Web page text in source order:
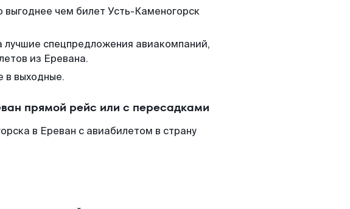
выгоднее чем билет Усть-Каменогорск
спецпредложения авиакомпаний,
из Еревана.
в выходные.
прямой рейс или с пересадками
в Ереван с авиабилетом в страну